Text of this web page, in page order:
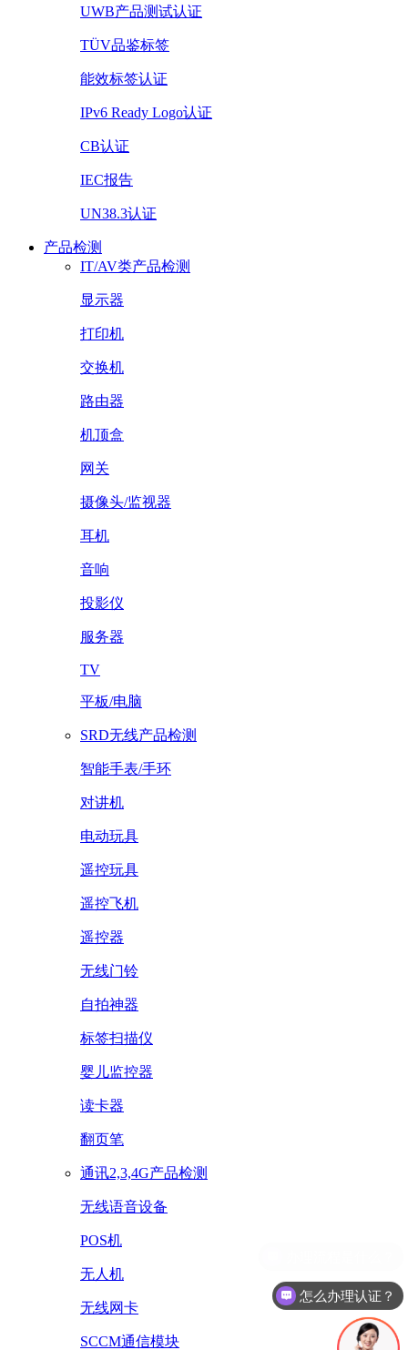
UWB产品测试认证
TÜV品鉴标签
能效标签认证
IPv6 Ready Logo认证
CB认证
IEC报告
UN38.3认证
产品检测
IT/AV类产品检测
显示器
打印机
交换机
路由器
机顶盒
网关
摄像头/监视器
耳机
音响
投影仪
服务器
TV
平板/电脑
SRD无线产品检测
智能手表/手环
对讲机
电动玩具
遥控玩具
遥控飞机
遥控器
无线门铃
自拍神器
标签扫描仪
婴儿监控器
读卡器
翻页笔
通讯2,3,4G产品检测
无线语音设备
POS机
无人机
无线网卡
SCCM通信模块
怎么办理认证？